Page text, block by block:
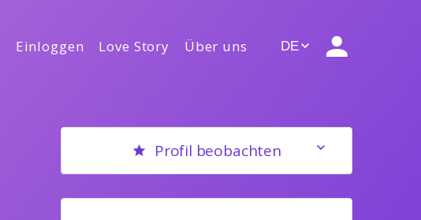
Einloggen Love Story Über uns DE
Profil beobachten